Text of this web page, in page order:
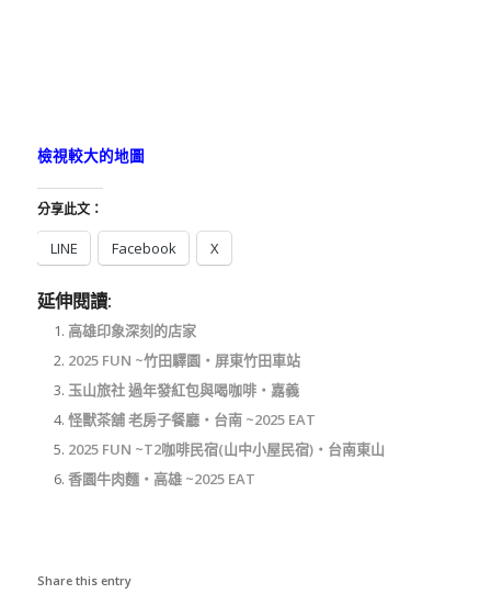
檢視較大的地圖
分享此文：
LINE Facebook X
延伸閱讀:
高雄印象深刻的店家
2025 FUN ~竹田驛園‧屏東竹田車站
玉山旅社 過年發紅包與喝咖啡‧嘉義
怪獸茶舖 老房子餐廳‧台南 ~2025 EAT
2025 FUN ~T2咖啡民宿(山中小屋民宿)‧台南東山
香園牛肉麵‧高雄 ~2025 EAT
Share this entry